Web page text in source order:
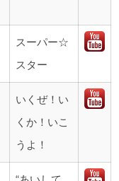
スーパー☆
スター
いくぜ！い
くか！いこ
うよ！